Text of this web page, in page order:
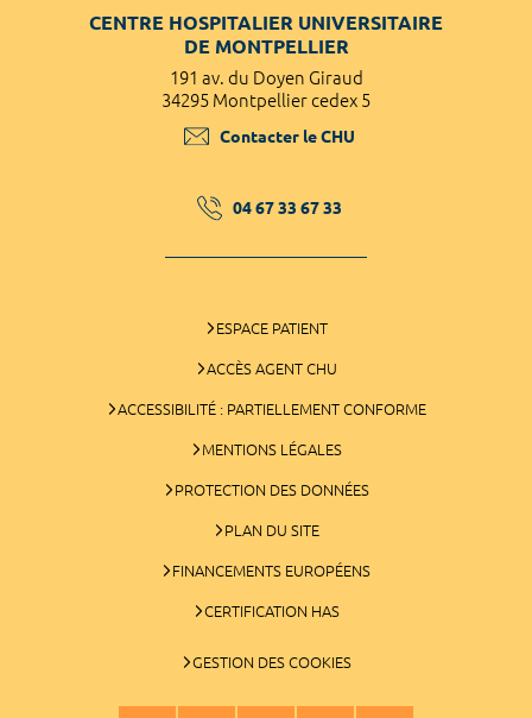
CENTRE HOSPITALIER UNIVERSITAIRE
DE MONTPELLIER
191 av. du Doyen Giraud
34295 Montpellier cedex 5
Contacter le CHU
04 67 33 67 33
ESPACE PATIENT
ACCÈS AGENT CHU
ACCESSIBILITÉ : PARTIELLEMENT CONFORME
MENTIONS LÉGALES
PROTECTION DES DONNÉES
PLAN DU SITE
FINANCEMENTS EUROPÉENS
CERTIFICATION HAS
GESTION DES COOKIES